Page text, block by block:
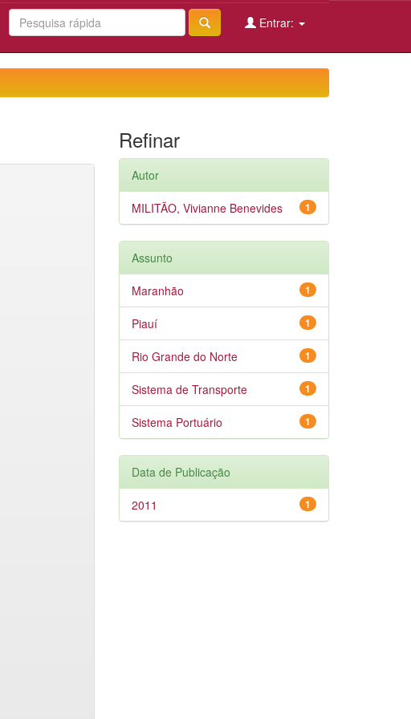
Entrar:
Refinar
Autor
1
MILITÃO, Vivianne Benevides
Assunto
1
Maranhão
1
Piauí
1
Rio Grande do Norte
1
Sistema de Transporte
1
Sistema Portuário
Data de Publicação
1
2011